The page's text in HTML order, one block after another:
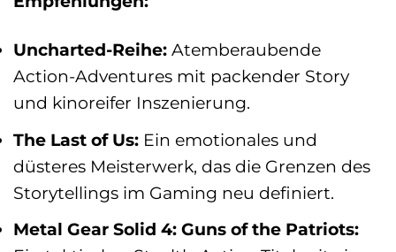
Uncharted-Reihe: Atemberaubende
Action-Adventures mit packender Story
und kinoreifer Inszenierung.
The Last of Us: Ein emotionales und
düsteres Meisterwerk, das die Grenzen des
Storytellings im Gaming neu definiert.
Metal Gear Solid 4: Guns of the Patriots: